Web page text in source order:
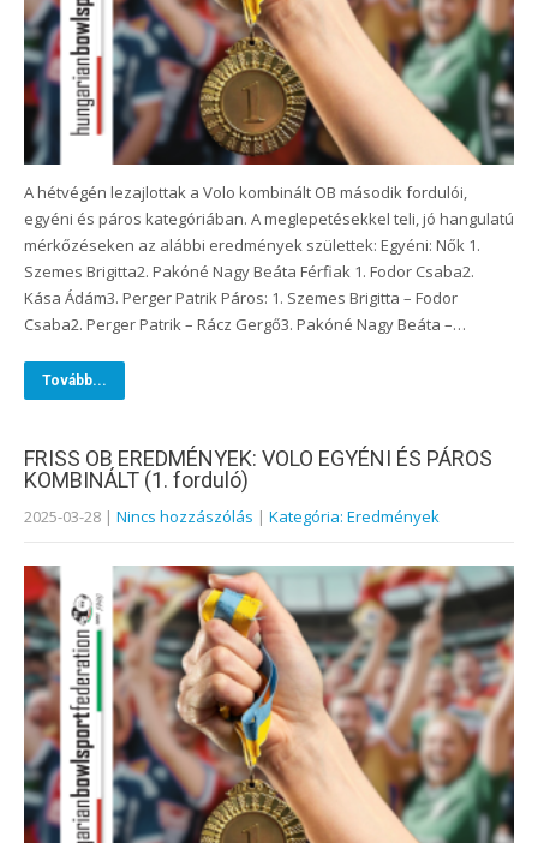
A hétvégén lezajlottak a Volo kombinált OB második fordulói,
egyéni és páros kategóriában. A meglepetésekkel teli, jó hangulatú
mérkőzéseken az alábbi eredmények születtek: Egyéni: Nők 1.
Szemes Brigitta2. Pakóné Nagy Beáta Férfiak 1. Fodor Csaba2.
Kása Ádám3. Perger Patrik Páros: 1. Szemes Brigitta – Fodor
Csaba2. Perger Patrik – Rácz Gergő3. Pakóné Nagy Beáta –…
Tovább...
FRISS OB EREDMÉNYEK: VOLO EGYÉNI ÉS PÁROS
KOMBINÁLT (1. forduló)
2025-03-28 | Nincs hozzászólás | Kategória: Eredmények